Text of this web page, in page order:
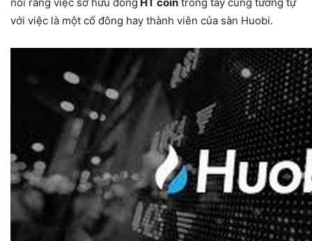
với việc là một cổ đông hay thành viên của sàn Huobi.